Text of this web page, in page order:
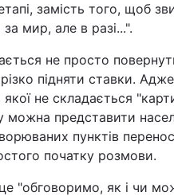
замість того, щоб
мир, але в разі...".
не просто
різко підняти ставки.
не складається
можна представити
пунктів
початку розмови.
"обговоримо, як і чи